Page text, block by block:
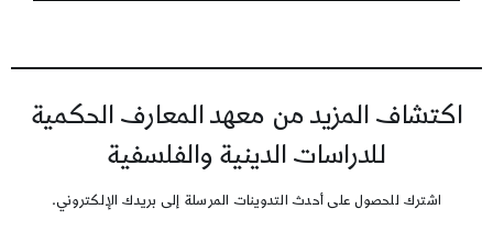
اكتشاف المزيد من معهد المعارف الحكمية
للدراسات الدينية والفلسفية
اشترك للحصول على أحدث التدوينات المرسلة إلى بريدك الإلكتروني.